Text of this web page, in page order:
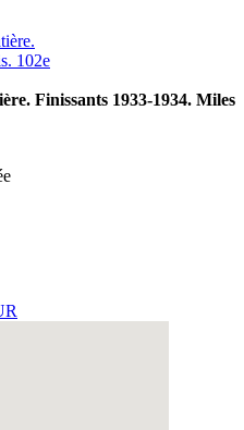
Finissants 1933-1934. Miles